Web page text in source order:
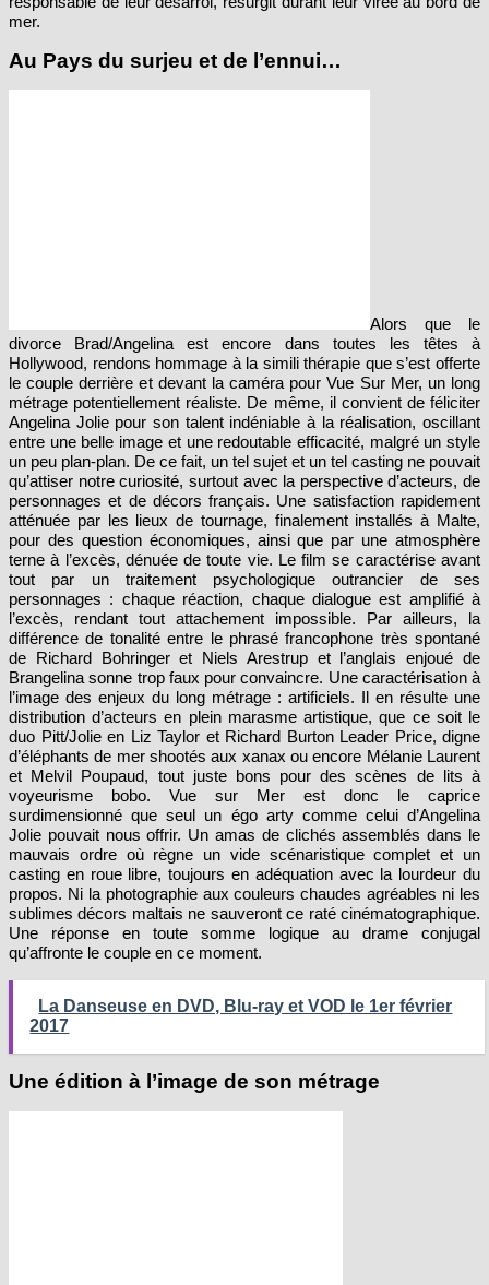
mer.
Au Pays du surjeu et de l’ennui…
Alors que le
divorce Brad/Angelina est encore dans toutes les têtes à
Hollywood, rendons hommage à la simili thérapie que s’est offerte
le couple derrière et devant la caméra pour Vue Sur Mer, un long
métrage potentiellement réaliste. De même, il convient de féliciter
Angelina Jolie pour son talent indéniable à la réalisation, oscillant
entre une belle image et une redoutable efficacité, malgré un style
un peu plan-plan. De ce fait, un tel sujet et un tel casting ne pouvait
qu’attiser notre curiosité, surtout avec la perspective d’acteurs, de
personnages et de décors français. Une satisfaction rapidement
atténuée par les lieux de tournage, finalement installés à Malte,
pour des question économiques, ainsi que par une atmosphère
terne à l’excès, dénuée de toute vie. Le film se caractérise avant
tout par un traitement psychologique outrancier de ses
personnages : chaque réaction, chaque dialogue est amplifié à
l’excès, rendant tout attachement impossible. Par ailleurs, la
différence de tonalité entre le phrasé francophone très spontané
de Richard Bohringer et Niels Arestrup et l’anglais enjoué de
Brangelina sonne trop faux pour convaincre. Une caractérisation à
l’image des enjeux du long métrage : artificiels. Il en résulte une
distribution d’acteurs en plein marasme artistique, que ce soit le
duo Pitt/Jolie en Liz Taylor et Richard Burton Leader Price, digne
d’éléphants de mer shootés aux xanax ou encore Mélanie Laurent
et Melvil Poupaud, tout juste bons pour des scènes de lits à
voyeurisme bobo. Vue sur Mer est donc le caprice
surdimensionné que seul un égo arty comme celui d’Angelina
Jolie pouvait nous offrir. Un amas de clichés assemblés dans le
mauvais ordre où règne un vide scénaristique complet et un
casting en roue libre, toujours en adéquation avec la lourdeur du
propos. Ni la photographie aux couleurs chaudes agréables ni les
sublimes décors maltais ne sauveront ce raté cinématographique.
Une réponse en toute somme logique au drame conjugal
qu’affronte le couple en ce moment.
La Danseuse en DVD, Blu-ray et VOD le 1er février
2017
Une édition à l’image de son métrage